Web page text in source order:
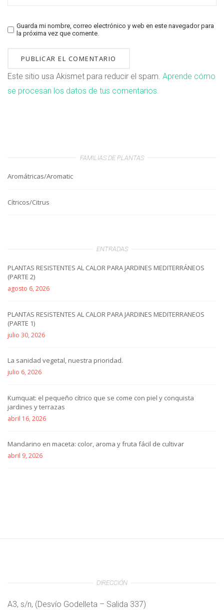
Guarda mi nombre, correo electrónico y web en este navegador para
la próxima vez que comente.
Este sitio usa Akismet para reducir el spam. Aprende cómo
se procesan los datos de tus comentarios.
FAMILIAS DE PLANTAS
Aromátricas/Aromatic
Cítricos/Citrus
ENTRADAS
PLANTAS RESISTENTES AL CALOR PARA JARDINES MEDITERRÁNEOS
(PARTE 2)
agosto 6, 2026
PLANTAS RESISTENTES AL CALOR PARA JARDINES MEDITERRANEOS
(PARTE 1)
julio 30, 2026
La sanidad vegetal, nuestra prioridad.
julio 6, 2026
Kumquat: el pequeño cítrico que se come con piel y conquista
jardines y terrazas
abril 16, 2026
Mandarino en maceta: color, aroma y fruta fácil de cultivar
abril 9, 2026
DIRECCIÓN
A3, s/n, (Desvío Godelleta – Salida 337)